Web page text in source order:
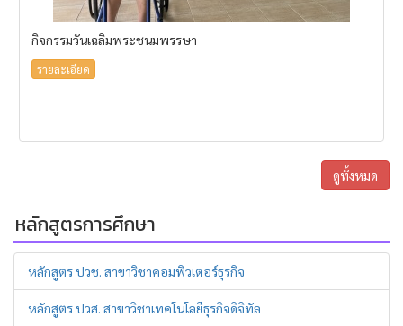
กิจกรรมวันเฉลิมพระชนมพรรษา
รายละเอียด
ดูทั้งหมด
หลักสูตรการศึกษา
หลักสูตร ปวช. สาขาวิชาคอมพิวเตอร์ธุรกิจ
หลักสูตร ปวส. สาขาวิชาเทคโนโลยีธุรกิจดิจิทัล